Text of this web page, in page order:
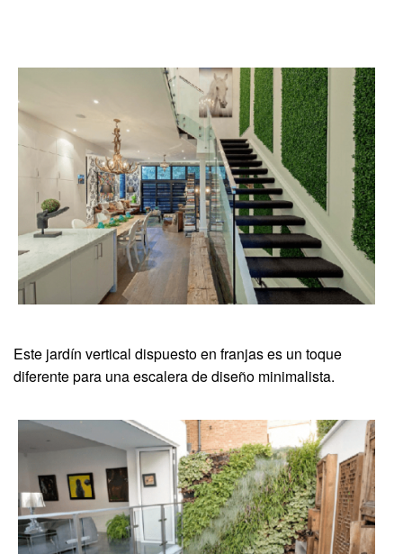
Este jardín vertical dispuesto en franjas es un toque
diferente para una escalera de diseño minimalista.